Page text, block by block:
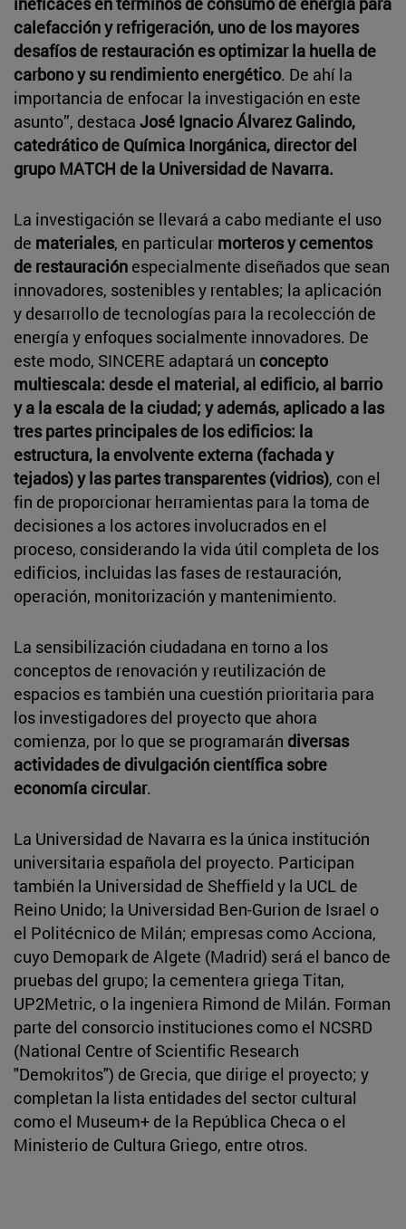
calefacción y refrigeración, uno de los mayores
desafíos de restauración es optimizar la huella de
carbono y su rendimiento energético. De ahí la
importancia de enfocar la investigación en este
asunto”, destaca José Ignacio Álvarez Galindo,
catedrático de Química Inorgánica, director del
grupo MATCH de la Universidad de Navarra.
La investigación se llevará a cabo mediante el uso
de materiales, en particular morteros y cementos
de restauración especialmente diseñados que sean
innovadores, sostenibles y rentables; la aplicación
y desarrollo de tecnologías para la recolección de
energía y enfoques socialmente innovadores. De
este modo, SINCERE adaptará un concepto
multiescala: desde el material, al edificio, al barrio
y a la escala de la ciudad; y además, aplicado a las
tres partes principales de los edificios: la
estructura, la envolvente externa (fachada y
tejados) y las partes transparentes (vidrios), con el
fin de proporcionar herramientas para la toma de
decisiones a los actores involucrados en el
proceso, considerando la vida útil completa de los
edificios, incluidas las fases de restauración,
operación, monitorización y mantenimiento.
La sensibilización ciudadana en torno a los
conceptos de renovación y reutilización de
espacios es también una cuestión prioritaria para
los investigadores del proyecto que ahora
comienza, por lo que se programarán diversas
actividades de divulgación científica sobre
economía circular.
La Universidad de Navarra es la única institución
universitaria española del proyecto. Participan
también la Universidad de Sheffield y la UCL de
Reino Unido; la Universidad Ben-Gurion de Israel o
el Politécnico de Milán; empresas como Acciona,
cuyo Demopark de Algete (Madrid) será el banco de
pruebas del grupo; la cementera griega Titan,
UP2Metric, o la ingeniera Rimond de Milán. Forman
parte del consorcio instituciones como el NCSRD
(National Centre of Scientific Research
"Demokritos") de Grecia, que dirige el proyecto; y
completan la lista entidades del sector cultural
como el Museum+ de la República Checa o el
Ministerio de Cultura Griego, entre otros.